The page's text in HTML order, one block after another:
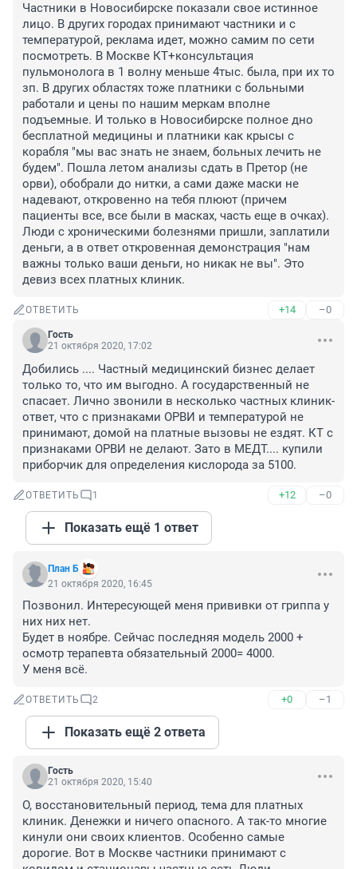
Частники в Новосибирске показали свое истинное
лицо. В других городах принимают частники и с
температурой, реклама идет, можно самим по сети
посмотреть. В Москве КТ+консультация
пульмонолога в 1 волну меньше 4тыс. была, при их то
зп. В других областях тоже платники с больными
работали и цены по нашим меркам вполне
подъемные. И только в Новосибирске полное дно
бесплатной медицины и платники как крысы с
корабля "мы вас знать не знаем, больных лечить не
будем". Пошла летом анализы сдать в Претор (не
орви), обобрали до нитки, а сами даже маски не
надевают, откровенно на тебя плюют (причем
пациенты все, все были в масках, часть еще в очках).
Люди с хроническими болезнями пришли, заплатили
деньги, а в ответ откровенная демонстрация "нам
важны только ваши деньги, но никак не вы". Это
девиз всех платных клиник.
ОТВЕТИТЬ +14 –0
Гость
21 октября 2020, 17:02
Добились .... Частный медицинский бизнес делает
только то, что им выгодно. А государственный не
спасает. Лично звонили в несколько частных клиник-
ответ, что с признаками ОРВИ и температурой не
принимают, домой на платные вызовы не ездят. КТ с
признаками ОРВИ не делают. Зато в МЕДТ.... купили
приборчик для определения кислорода за 5100.
ОТВЕТИТЬ 1 +12 –0
Показать ещё 1 ответ
План Б
21 октября 2020, 16:45
Позвонил. Интересующей меня прививки от гриппа у
них них нет.
Будет в ноябре. Сейчас последняя модель 2000 +
осмотр терапевта обязательный 2000= 4000.
У меня всё.
ОТВЕТИТЬ 2 +0 –1
Показать ещё 2 ответа
Гость
21 октября 2020, 15:40
О, восстановительный период, тема для платных
клиник. Денежки и ничего опасного. А так-то многие
кинули они своих клиентов. Особенно самые
дорогие. Вот в Москве частники принимают с